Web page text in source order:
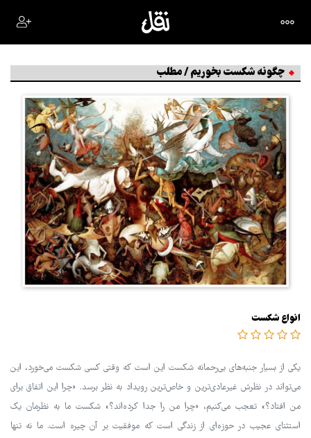
چگونه شکست بخوریم / مطلب
انواع شکست
یکی از بسیار جنبه‌های بی‌رحمانه شکست این است که وقتی کسی شکست می‌خورد، این
می‌تواند در نظرش غیرعادی‌ترین و خاص‌ترین رویداد به نظر برسد. «چرا این اتفاق برای
من افتاد؟» تعجب می‌کنیم، «چرا من را جدا کرده‌اند؟» شکست ما به نظرمان یک
استثنای عجیب در حوزه‌ای از زندگی است که موفقیت بر آن چیره است. ما نه تنها